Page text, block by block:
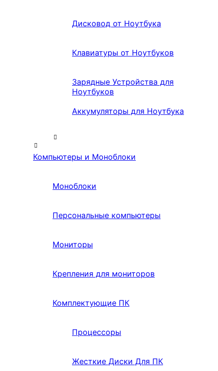
Дисковод от Ноутбука
Клавиатуры от Ноутбуков
Зарядные Устройства для
Ноутбуков
Аккумуляторы для Ноутбука
Компьютеры и Моноблоки
Моноблоки
Персональные компьютеры
Мониторы
Крепления для мониторов
Комплектующие ПК
Процессоры
Жесткие Диски Для ПК